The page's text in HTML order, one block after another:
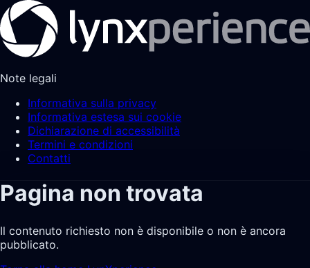
Note legali
Informativa sulla privacy
Informativa estesa sui cookie
Dichiarazione di accessibilità
Termini e condizioni
Contatti
Pagina non trovata
Il contenuto richiesto non è disponibile o non è ancora
pubblicato.